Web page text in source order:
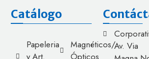
Catálogo
Papeleria
y Art.
Magnéticos/
Ópticos
Av. Via